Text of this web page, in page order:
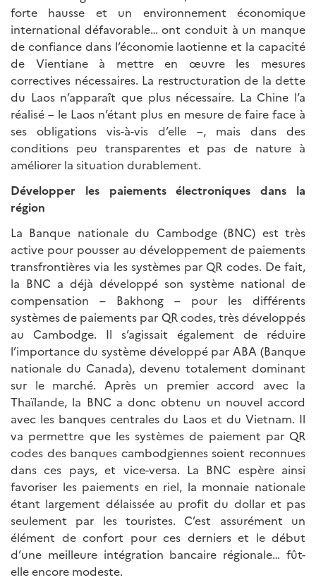
forte hausse et un environnement économique
international défavorable… ont conduit à un manque
de confiance dans l’économie laotienne et la capacité
de Vientiane à mettre en œuvre les mesures
correctives nécessaires. La restructuration de la dette
du Laos n’apparaît que plus nécessaire. La Chine l’a
réalisé – le Laos n’étant plus en mesure de faire face à
ses obligations vis-à-vis d’elle –, mais dans des
conditions peu transparentes et pas de nature à
améliorer la situation durablement.
Développer les paiements électroniques dans la
région
La Banque nationale du Cambodge (BNC) est très
active pour pousser au développement de paiements
transfrontières via les systèmes par QR codes. De fait,
la BNC a déjà développé son système national de
compensation – Bakhong – pour les différents
systèmes de paiements par QR codes, très développés
au Cambodge. Il s’agissait également de réduire
l’importance du système développé par ABA (Banque
nationale du Canada), devenu totalement dominant
sur le marché. Après un premier accord avec la
Thaïlande, la BNC a donc obtenu un nouvel accord
avec les banques centrales du Laos et du Vietnam. Il
va permettre que les systèmes de paiement par QR
codes des banques cambodgiennes soient reconnues
dans ces pays, et vice-versa. La BNC espère ainsi
favoriser les paiements en riel, la monnaie nationale
étant largement délaissée au profit du dollar et pas
seulement par les touristes. C’est assurément un
élément de confort pour ces derniers et le début
d’une meilleure intégration bancaire régionale… fût-
elle encore modeste.